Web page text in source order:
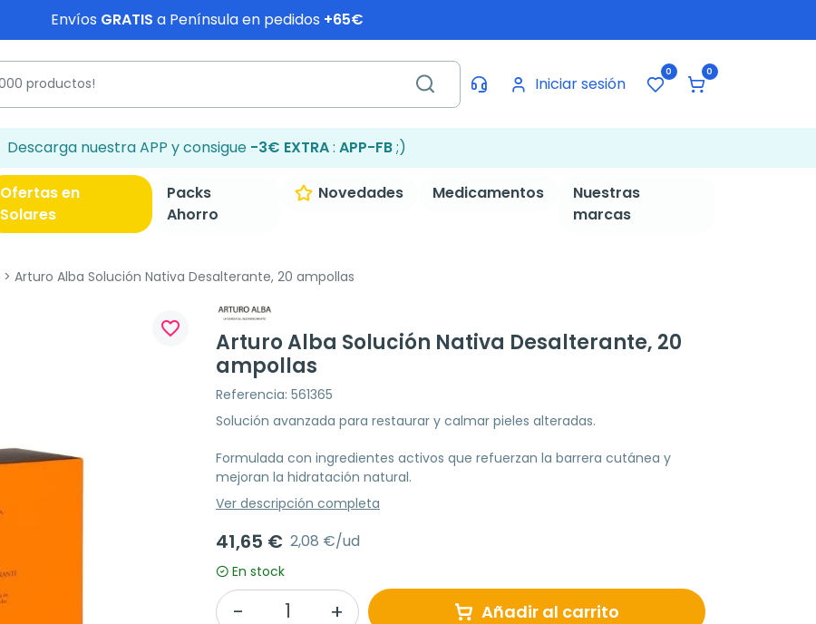
Envíos GRATIS a Península en pedidos +65€
Iniciar sesión
0 0
Descarga nuestra APP y consigue -3€ EXTRA: APP-FB;)
Ofertas en
Solares
Packs
Ahorro
Novedades Medicamentos
Nuestras
marcas
Arturo Alba Solución Nativa Desalterante, 20 ampollas
favorite_border
Arturo Alba Solución Nativa Desalterante, 20
ampollas
Referencia: 561365
Solución avanzada para restaurar y calmar pieles alteradas.
Formulada con ingredientes activos que refuerzan la barrera cutánea y
mejoran la hidratación natural.
Ver descripción completa
41,65 € 2,08 €/ud
En stock
Añadir al carrito